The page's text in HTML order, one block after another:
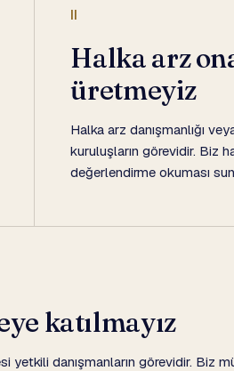
II
Halka arz
üretmeyiz
Halka arz danışmanlığı
kuruluşların görevidir. Biz
değerlendirme okuması
katılmayız
yetkili danışmanların görevidir. Biz